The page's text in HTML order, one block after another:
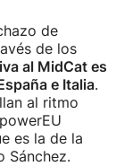
de
de los
al MidCat es
e Italia.
al ritmo
es la de la
Sánchez.